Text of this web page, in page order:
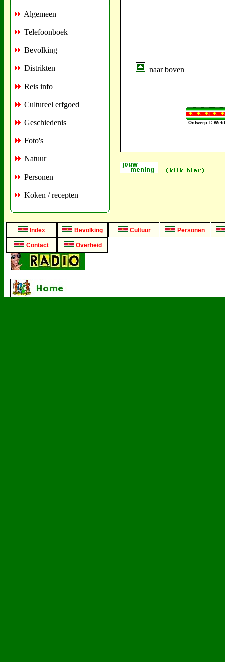
Algemeen
Telefoonboek
Bevolking
Distrikten
Reis info
Cultureel erfgoed
Geschiedenis
Foto's
Natuur
Personen
Koken / recepten
naar boven
Ontwerp ©
Index Bevolking Cultuur Personen
Contact Overheid